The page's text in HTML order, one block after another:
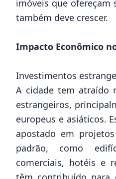
imóveis que ofereçam
também deve crescer.
Impacto Econômico
Investimentos
A cidade tem atraído
estrangeiros,
europeus e asiáticos.
apostado em
padrão, como
comerciais, hotéis e